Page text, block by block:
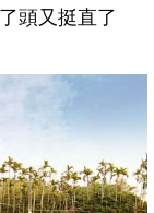
頭又挺直了